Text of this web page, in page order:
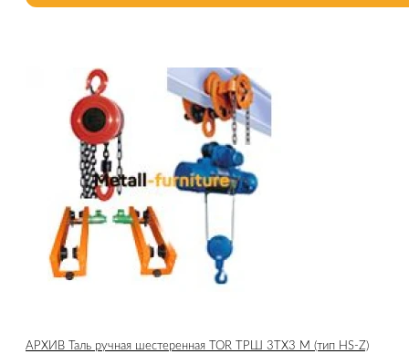
АРХИВ Таль ручная шестеренная TOR ТРШ 3ТХ3 М (тип HS-Z)